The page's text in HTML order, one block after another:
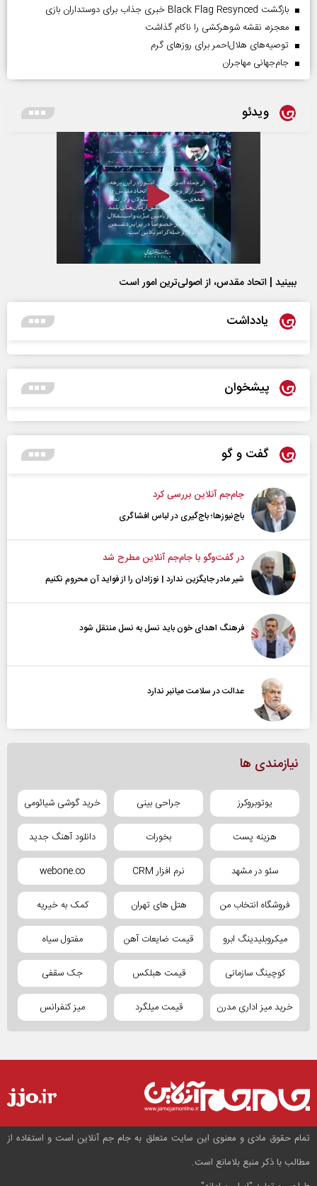
بازگشت Black Flag Resynced خبری جذاب برای دوستداران بازی
معجزه، نقشه شوهرکشی را ناکام گذاشت
توصیه‌های هلال‌احمر برای روز‌های گرم
جام‌جهانی مهاجران
ویدئو
ببینید | اتحاد مقدس، از اصولی‌ترین امور است
یادداشت
پیشخوان
گفت و گو
جام‌جم آنلاین بررسی کرد
باج‌نیوزها؛ باج‌گیری در لباس افشاگری
در گفت‌و‌گو با جام‌جم آنلاین مطرح شد
شیر مادر جایگزین ندارد | نوزادان را از فواید آن محروم نکنیم
فرهنگ اهدای خون باید نسل به نسل منتقل شود
عدالت در سلامت میانبر ندارد
نیازمندی ها
یوتوبروکرز جراحی بینی خرید گوشی شیائومی
هزینه پست بخورات دانلود آهنگ جدید
سئو در مشهد نرم افزار CRM webone.co
فروشگاه انتخاب من هتل های تهران کمک به خیریه
میکروبلیدینگ ابرو قیمت ضایعات آهن مفتول سیاه
کوچینگ سازمانی قیمت هبلکس جک سقفی
خرید میز اداری مدرن قیمت میلگرد میز کنفرانس
تمام حقوق مادی و معنوی این سایت متعلق به جام جم آنلاین است و استفاده از
مطالب با ذکر منبع بلامانع است.